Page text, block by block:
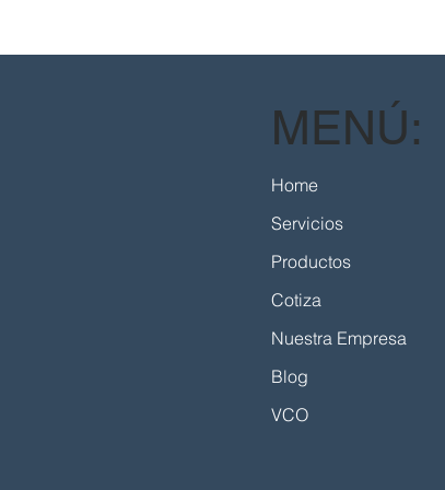
Home
Servicios
Productos
Cotiza
Nuestra Empresa
Blog
VCO
MENÚ: